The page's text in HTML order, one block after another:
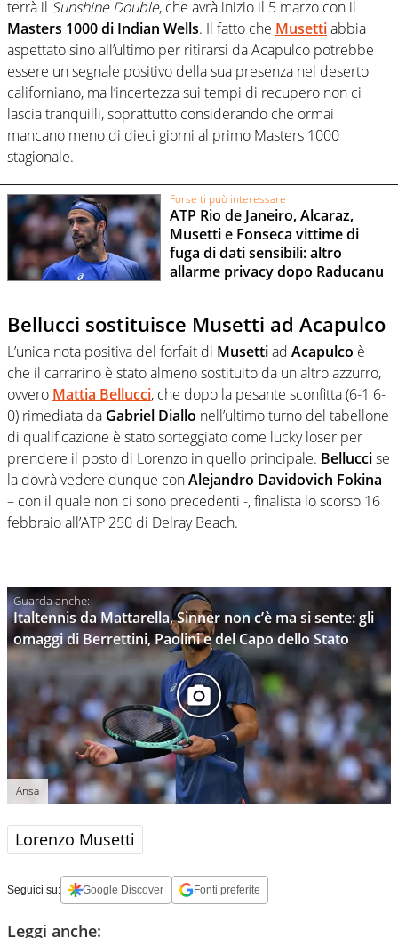
terrà il Sunshine Double, che avrà inizio il 5 marzo con il
Masters 1000 di Indian Wells. Il fatto che Musettiabbia
aspettato sino all’ultimo per ritirarsi da Acapulco potrebbe
essere un segnale positivo della sua presenza nel deserto
californiano, ma l’incertezza sui tempi di recupero non ci
lascia tranquilli, soprattutto considerando che ormai
mancano meno di dieci giorni al primo Masters 1000
stagionale.
Forse ti può interessare
ATP Rio de Janeiro, Alcaraz,
Musetti e Fonseca vittime di
fuga di dati sensibili: altro
allarme privacy dopo Raducanu
Bellucci sostituisce Musetti ad Acapulco
L’unica nota positiva del forfait di Musettiad Acapulco è
che il carrarino è stato almeno sostituito da un altro azzurro,
ovvero Mattia Bellucci, che dopo la pesante sconfitta (6-1 6-
0) rimediata da Gabriel Diallo nell’ultimo turno del tabellone
di qualificazione è stato sorteggiato come lucky loser per
prendere il posto di Lorenzo in quello principale. Belluccise
la dovrà vedere dunque conAlejandro Davidovich Fokina
– con il quale non ci sono precedenti -, finalista lo scorso 16
febbraio all’ATP 250 di Delray Beach.
Italtennis da Mattarella, Sinner non c’è ma si sente: gli
omaggi di Berrettini, Paolini e del Capo dello Stato
Ansa
Lorenzo Musetti
Seguici su: Google Discover Fonti preferite
Leggi anche: